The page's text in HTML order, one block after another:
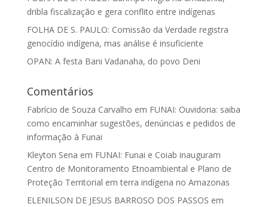
dribla fiscalização e gera conflito entre indígenas
FOLHA DE S. PAULO: Comissão da Verdade registra
genocídio indígena, mas análise é insuficiente
OPAN: A festa Bani Vadanaha, do povo Deni
Comentários
Fabrício de Souza Carvalho em FUNAI: Ouvidoria: saiba
como encaminhar sugestões, denúncias e pedidos de
informação à Funai
Kleyton Sena em FUNAI: Funai e Coiab inauguram
Centro de Monitoramento Etnoambiental e Plano de
Proteção Territorial em terra indígena no Amazonas
ELENILSON DE JESUS BARROSO DOS PASSOS em